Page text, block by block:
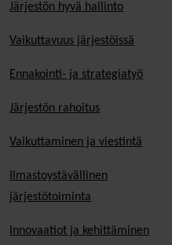
Järjestön hyvä hallinto
Vaikuttavuus järjestöissä
Ennakointi- ja strategiatyö
Järjestön rahoitus
Vaikuttaminen ja viestintä
Ilmastoystävällinen
järjestötoiminta
Innovaatiot ja kehittäminen